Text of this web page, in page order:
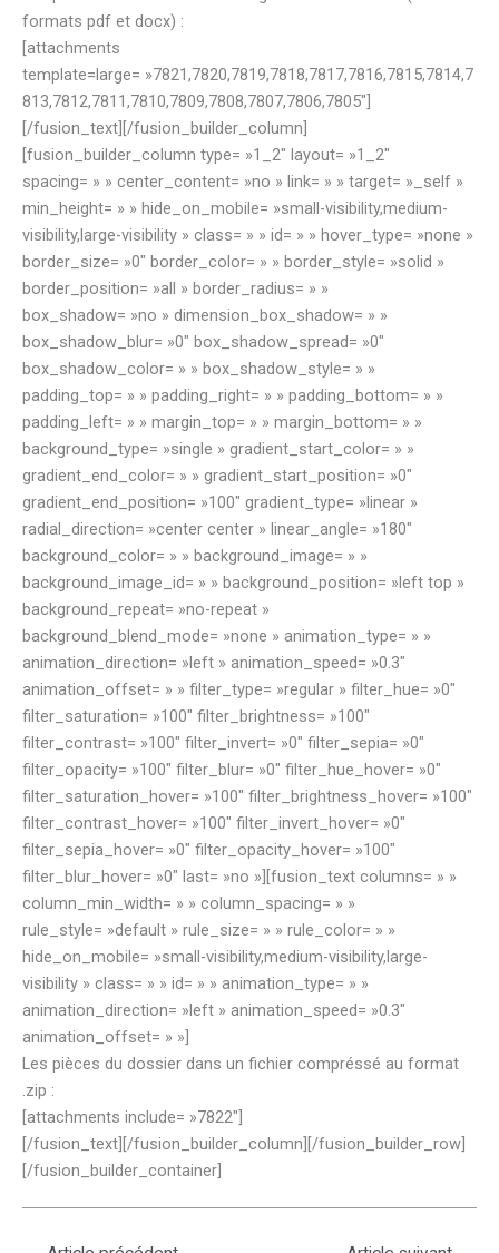
formats pdf et docx) :
[attachments
template=large= »7821,7820,7819,7818,7817,7816,7815,7814,7
813,7812,7811,7810,7809,7808,7807,7806,7805″]
[/fusion_text][/fusion_builder_column]
[fusion_builder_column type= »1_2″ layout= »1_2″
spacing= » » center_content= »no » link= » » target= »_self »
min_height= » » hide_on_mobile= »small-visibility,medium-
visibility,large-visibility » class= » » id= » » hover_type= »none »
border_size= »0″ border_color= » » border_style= »solid »
border_position= »all » border_radius= » »
box_shadow= »no » dimension_box_shadow= » »
box_shadow_blur= »0″ box_shadow_spread= »0″
box_shadow_color= » » box_shadow_style= » »
padding_top= » » padding_right= » » padding_bottom= » »
padding_left= » » margin_top= » » margin_bottom= » »
background_type= »single » gradient_start_color= » »
gradient_end_color= » » gradient_start_position= »0″
gradient_end_position= »100″ gradient_type= »linear »
radial_direction= »center center » linear_angle= »180″
background_color= » » background_image= » »
background_image_id= » » background_position= »left top »
background_repeat= »no-repeat »
background_blend_mode= »none » animation_type= » »
animation_direction= »left » animation_speed= »0.3″
animation_offset= » » filter_type= »regular » filter_hue= »0″
filter_saturation= »100″ filter_brightness= »100″
filter_contrast= »100″ filter_invert= »0″ filter_sepia= »0″
filter_opacity= »100″ filter_blur= »0″ filter_hue_hover= »0″
filter_saturation_hover= »100″ filter_brightness_hover= »100″
filter_contrast_hover= »100″ filter_invert_hover= »0″
filter_sepia_hover= »0″ filter_opacity_hover= »100″
filter_blur_hover= »0″ last= »no »][fusion_text columns= » »
column_min_width= » » column_spacing= » »
rule_style= »default » rule_size= » » rule_color= » »
hide_on_mobile= »small-visibility,medium-visibility,large-
visibility » class= » » id= » » animation_type= » »
animation_direction= »left » animation_speed= »0.3″
animation_offset= » »]
Les pièces du dossier dans un fichier compréssé au format
.zip :
[attachments include= »7822″]
[/fusion_text][/fusion_builder_column][/fusion_builder_row]
[/fusion_builder_container]